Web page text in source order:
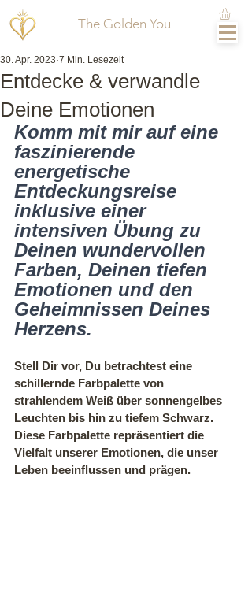
The Golden You
Entdecke & verwandle
Deine Emotionen
30. Apr. 2023 7 Min. Lesezeit
Komm mit mir auf eine
faszinierende
energetische
Entdeckungsreise
inklusive einer
intensiven Übung zu
Deinen wundervollen
Farben, Deinen tiefen
Emotionen und den
Geheimnissen Deines
Herzens.
Stell Dir vor, Du betrachtest eine
schillernde Farbpalette von
strahlendem Weiß über sonnengelbes
Leuchten bis hin zu tiefem Schwarz.
Diese Farbpalette repräsentiert die
Vielfalt unserer Emotionen, die unser
Leben beeinflussen und prägen.